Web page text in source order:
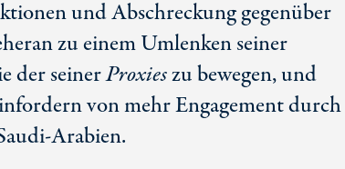
und Abschreckung gegenüber
zu einem Umlenken seiner
der seinerProxieszu bewegen, und
von mehr Engagement durch
Arabien.